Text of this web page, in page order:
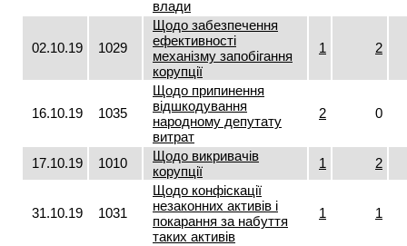
влади
02.10.19 1029
Щодо забезпечення
ефективності
механізму запобігання
корупції
1 2
16.10.19 1035
Щодо припинення
відшкодування
народному депутату
витрат
2 0
17.10.19 1010
Щодо викривачів
корупції
1 2
31.10.19 1031
Щодо конфіскації
незаконних активів і
покарання за набуття
таких активів
1 1